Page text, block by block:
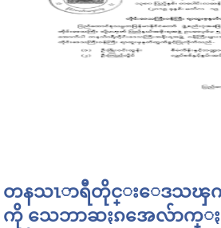
တနသၤာရီတိုင္းေဒသၾကီး
ကို သေဘာဆႏၵအေလ်ာက္ႏု